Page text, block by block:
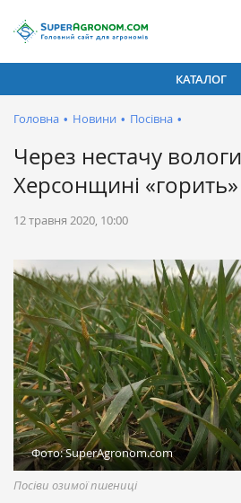
КАТАЛОГ
Головна • Новини • Посівна •
Через нестачу
Херсонщині
12 травня 2020, 10:00
Фото: SuperAgronom.com
Посіви озимої пшениці